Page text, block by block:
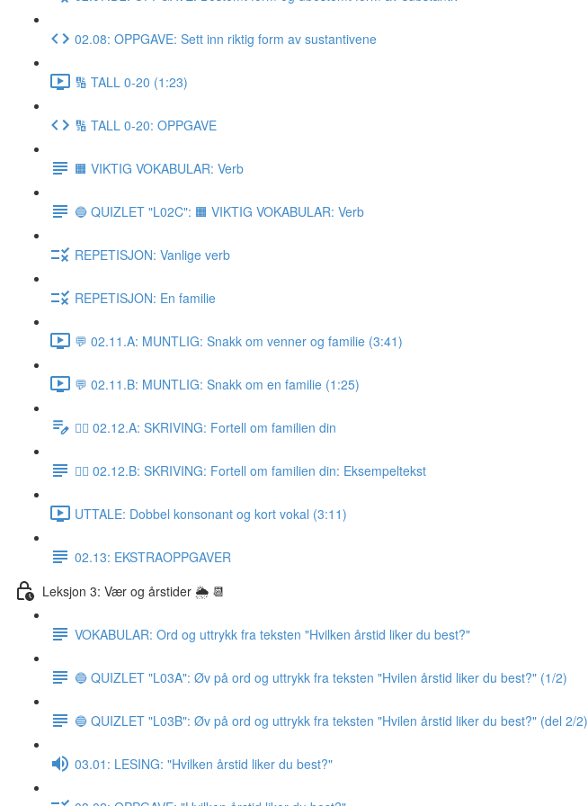
02.08: OPPGAVE: Sett inn riktig form av sustantivene
🔢 TALL 0-20 (1:23)
🔢 TALL 0-20: OPPGAVE
🟧 VIKTIG VOKABULAR: Verb
🔵 QUIZLET "L02C": 🟧 VIKTIG VOKABULAR: Verb
REPETISJON: Vanlige verb
REPETISJON: En familie
💬 02.11.A: MUNTLIG: Snakk om venner og familie (3:41)
💬 02.11.B: MUNTLIG: Snakk om en familie (1:25)
✍🏼 02.12.A: SKRIVING: Fortell om familien din
✍🏼 02.12.B: SKRIVING: Fortell om familien din: Eksempeltekst
UTTALE: Dobbel konsonant og kort vokal (3:11)
02.13: EKSTRAOPPGAVER
Leksjon 3: Vær og årstider 🌦 📆
VOKABULAR: Ord og uttrykk fra teksten "Hvilken årstid liker du best?"
🔵 QUIZLET "L03A": Øv på ord og uttrykk fra teksten "Hvilen årstid liker du best?" (1/2)
🔵 QUIZLET "L03B": Øv på ord og uttrykk fra teksten "Hvilen årstid liker du best?" (del 2/2)
03.01: LESING: "Hvilken årstid liker du best?"